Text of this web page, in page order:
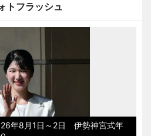
トフラッシュ
年8月1日～2日 伊勢神宮式年